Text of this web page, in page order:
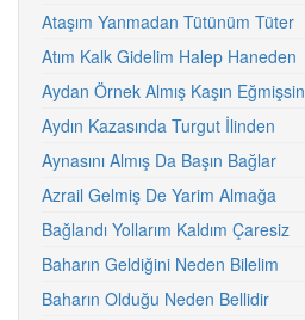
Ataşım Yanmadan Tütünüm Tüter
Atım Kalk Gidelim Halep Haneden
Aydan Örnek Almış Kaşın Eğmişsin
Aydın Kazasında Turgut İlinden
Aynasını Almış Da Başın Bağlar
Azrail Gelmiş De Yarim Almağa
Bağlandı Yollarım Kaldım Çaresiz
Baharın Geldiğini Neden Bilelim
Baharın Olduğu Neden Bellidir